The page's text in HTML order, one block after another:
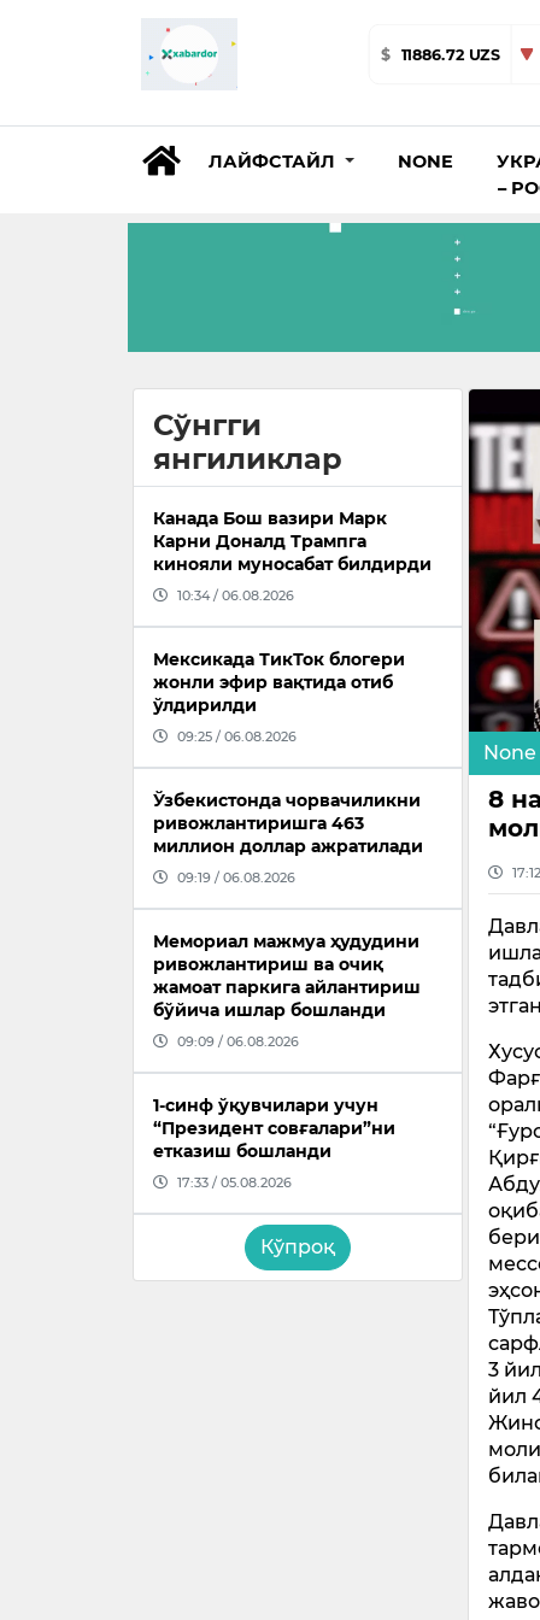
$ 11886.72 UZS
ЛАЙФСТАЙЛ NONE
–
Сўнгги
янгиликлар
Канада Бош вазири Марк
Карни Доналд Трампга
кинояли муносабат билдирди
10:34 / 06.08.2026
Мексикада ТикТок блогери
жонли эфир вақтида отиб
ўлдирилди
09:25 / 06.08.2026
Ўзбекистонда чорвачиликни
ривожлантиришга 463
миллион доллар ажратилади
09:19 / 06.08.2026
Мемориал мажмуа ҳудудини
ривожлантириш ва очиқ
жамоат паркига айлантириш
бўйича ишлар бошланди
09:09 / 06.08.2026
1-синф ўқувчилари учун
“Президент совғалари”ни
етказиш бошланди
17:33 / 05.08.2026
Кўпроқ
None
8
3
йил